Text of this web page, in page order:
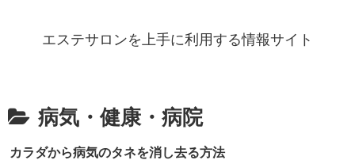
エステサロンを上手に利用する情報サイト
病気・健康・病院
カラダから病気のタネを消し去る方法